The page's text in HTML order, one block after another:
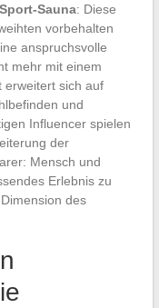
Sport-Sauna: Diese
vorbehalten
anspruchsvolle
mehr mit einem
erweitert sich auf
und
Influencer spielen
der
Mensch und
Erlebnis zu
des